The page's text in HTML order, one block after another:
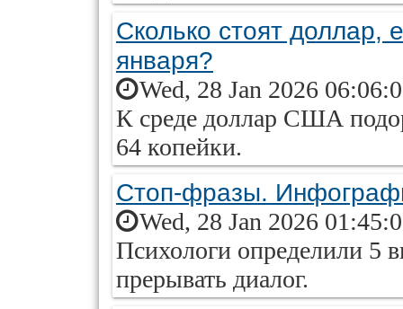
Сколько стоят доллар,
января?
Wed, 28 Jan 2026
К среде доллар США
64 копейки.
Стоп-фразы.
Wed, 28 Jan 2026
Психологи определили 5
прерывать диалог.